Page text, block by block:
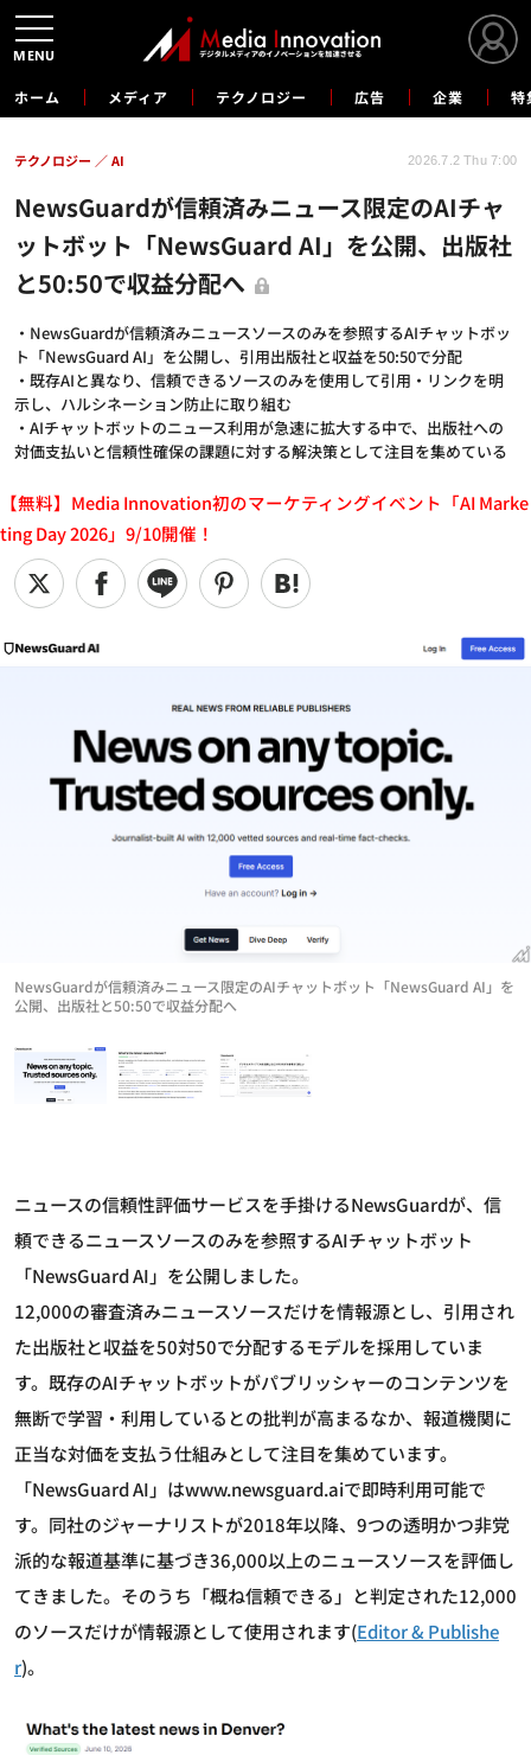
ホーム メディア テクノロジー 広告 企業 特
NewsGuardが信頼済みニュース限定のAIチャ
ットボット「NewsGuard AI」を公開、出版社
と50:50で収益分配へ
・NewsGuardが信頼済みニュースソースのみを参照するAIチャットボッ
ト「NewsGuard AI」を公開し、引用出版社と収益を50:50で分配
・既存AIと異なり、信頼できるソースのみを使用して引用・リンクを明
示し、ハルシネーション防止に取り組む
・AIチャットボットのニュース利用が急速に拡大する中で、出版社への
対価支払いと信頼性確保の課題に対する解決策として注目を集めている
テクノロジー AI 2026.7.2 Thu 7:00
【無料】Media Innovation初のマーケティングイベント「AI Marke
ting Day 2026」9/10開催！
NewsGuardが信頼済みニュース限定のAIチャットボット「NewsGuard AI」を
公開、出版社と50:50で収益分配へ
ニュースの信頼性評価サービスを手掛けるNewsGuardが、信
頼できるニュースソースのみを参照するAIチャットボット
「NewsGuard AI」を公開しました。
12,000の審査済みニュースソースだけを情報源とし、引用され
た出版社と収益を50対50で分配するモデルを採用していま
す。既存のAIチャットボットがパブリッシャーのコンテンツを
無断で学習・利用しているとの批判が高まるなか、報道機関に
正当な対価を支払う仕組みとして注目を集めています。
「NewsGuard AI」はwww.newsguard.aiで即時利用可能で
す。同社のジャーナリストが2018年以降、9つの透明かつ非党
派的な報道基準に基づき36,000以上のニュースソースを評価し
てきました。そのうち「概ね信頼できる」と判定された12,000
のソースだけが情報源として使用されます(Editor & Publishe
r)。
MENU